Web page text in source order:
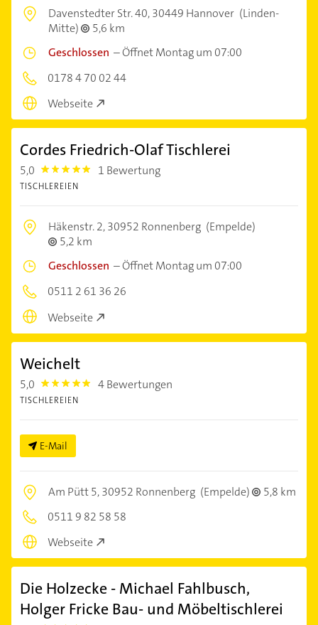
Davenstedter Str. 40,30449 Hannover (Linden-
Mitte)
5,6 km
Geschlossen –Öffnet Montag um 07:00
0178 4 70 02 44
Webseite
Cordes Friedrich-Olaf Tischlerei
5,0 5.0 1 Bewertung
TISCHLEREIEN
Häkenstr. 2,30952 Ronnenberg (Empelde)
5,2 km
Geschlossen –Öffnet Montag um 07:00
0511 2 61 36 26
Webseite
Weichelt
5,0 5.0 4 Bewertungen
TISCHLEREIEN
E-Mail
Am Pütt 5,30952 Ronnenberg (Empelde)
5,8 km
0511 9 82 58 58
Webseite
Die Holzecke - Michael Fahlbusch,
Holger Fricke Bau- und Möbeltischlerei